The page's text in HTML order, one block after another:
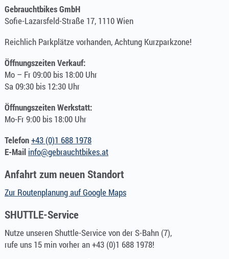
Gebrauchtbikes GmbH
Sofie-Lazarsfeld-Straße 17, 1110 Wien
Reichlich Parkplätze vorhanden, Achtung Kurzparkzone!
Öffnungszeiten Verkauf:
Mo – Fr 09:00 bis 18:00 Uhr
Sa 09:30 bis 12:30 Uhr
Öffnungszeiten Werkstatt:
Mo-Fr 9:00 bis 18:00 Uhr
Telefon+43 (0)1 688 1978
E-Mail info@gebrauchtbikes.at
Anfahrt zum neuen Standort
Zur Routenplanung auf Google Maps
SHUTTLE-Service
Nutze unseren Shuttle-Service von der S-Bahn (7),
rufe uns 15 min vorher an +43 (0)1 688 1978!